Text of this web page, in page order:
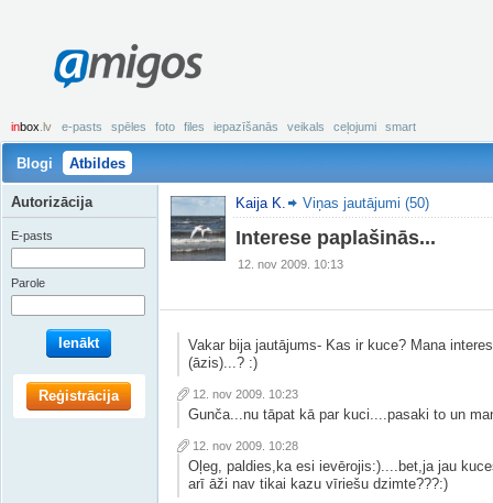
amigos
inbox .lv e-pasts spēles foto files iepazīšanās veikals ceļojumi smart
Blogi Atbildes
Kaija K. Viņas jautājumi (50)
Interese paplašinās...
12. nov 2009. 10:13
Vakar bija jautājums- Kas ir kuce? Mana
(āzis)...? :)
12. nov 2009. 10:23
Gunča...nu tāpat kā par kuci....pasaki to un
12. nov 2009. 10:28
Oļeg, paldies,ka esi ievērojis:)....bet,ja jau
arī āži nav tikai kazu vīriešu dzimte???:)
Autorizācija
E-pasts
Parole
Ienākt
Reģistrācija